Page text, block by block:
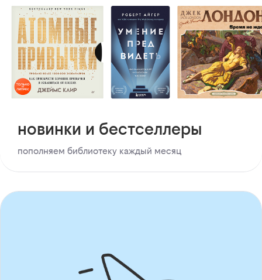
новинки и бестселлеры
пополняем библиотеку каждый месяц